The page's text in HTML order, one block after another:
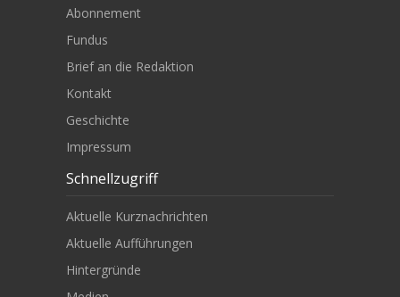
Abonnement
Fundus
Brief an die Redaktion
Kontakt
Geschichte
Impressum
Schnellzugriff
Aktuelle Kurznachrichten
Aktuelle Aufführungen
Hintergründe